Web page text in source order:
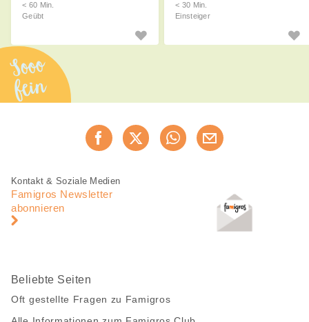
< 60 Min.
Geübt
< 30 Min.
Einsteiger
Sooo
fein
Jetzt weiterempfehlen
Fusszeile
Fusszeile
Navigation
Kontakt & Soziale Medien
Famigros Newsletter
abonnieren
Beliebte Seiten
Oft gestellte Fragen zu Famigros